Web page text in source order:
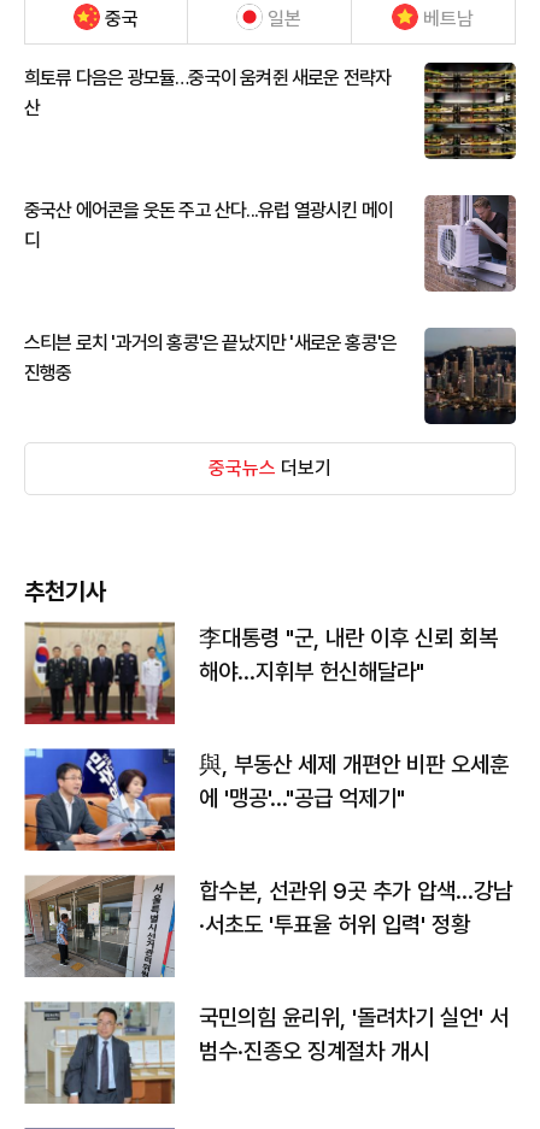
중국 일본 베트남
희토류 다음은 광모듈…중국이 움켜쥔 새로운 전략자
산
중국산 에어콘을 웃돈 주고 산다...유럽 열광시킨 메이
디
스티븐 로치 '과거의 홍콩'은 끝났지만 '새로운 홍콩'은
진행중
중국뉴스 더보기
추천기사
李대통령 "군, 내란 이후 신뢰 회복
해야…지휘부 헌신해달라"
與, 부동산 세제 개편안 비판 오세훈
에 '맹공'…"공급 억제기"
합수본, 선관위 9곳 추가 압색…강남
·서초도 '투표율 허위 입력' 정황
국민의힘 윤리위, '돌려차기 실언' 서
범수·진종오 징계절차 개시